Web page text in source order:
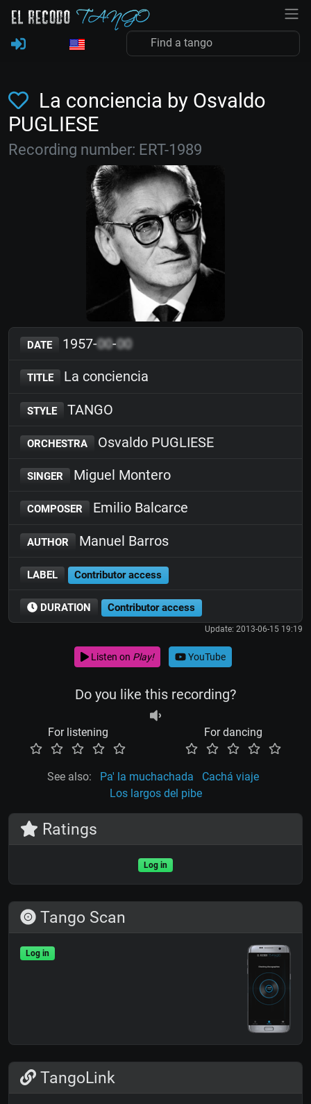
La conciencia by Osvaldo
PUGLIESE
Recording number: ERT-1989
DATE 1957-00-00
TITLE La conciencia
STYLE TANGO
ORCHESTRA Osvaldo PUGLIESE
SINGER Miguel Montero
COMPOSER Emilio Balcarce
AUTHOR Manuel Barros
LABEL Contributor access
DURATION Contributor access
Update: 2013-06-15 19:19
Listen on Play! YouTube
Do you like this recording?
For listening For dancing
See also: Pa' la muchachada
Cachá viaje
Los largos del pibe
Ratings
Log in
Tango Scan
Log in
TangoLink